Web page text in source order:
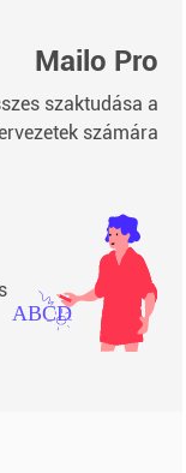
Mailo Pro
szaktudása a
számára